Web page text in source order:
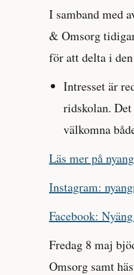
I samband med
& Omsorg
för att delta i
Intresset är
ridskolan.
välkomna
Läs mer på
Instagram:
Facebook:
Fredag 8 maj
Omsorg samt